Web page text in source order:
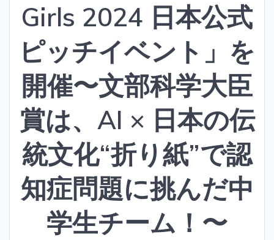
Girls 2024 日本公式
ピッチイベント」を
開催〜文部科学大臣
賞は、AI × 日本の伝
統文化“折り紙”で認
知症問題に挑んだ中
学生チーム！〜